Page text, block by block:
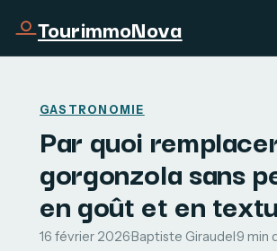
TourimmoNova
GASTRONOMIE
Par quoi
gorgonzola sans
en goût et en
16 février 2026·Baptiste Giraudel·9 min